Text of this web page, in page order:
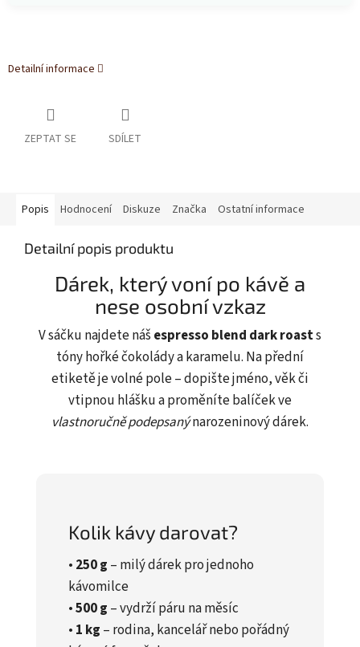
Detailní informace
ZEPTAT SE SDÍLET
Popis Hodnocení Diskuze Značka Ostatní informace
Detailní popis produktu
Dárek, který voní po kávě a
nese osobní vzkaz
V sáčku najdete náš espresso blend dark roasts
tóny hořké čokolády a karamelu. Na přední
etiketě je volné pole – dopište jméno, věk či
vtipnou hlášku a proměníte balíček ve
vlastnoručně podepsanýnarozeninový dárek.
Kolik kávy darovat?
• 250 g – milý dárek pro jednoho
kávomilce
•500 g – vydrží páru na měsíc
• 1 kg – rodina, kancelář nebo pořádný